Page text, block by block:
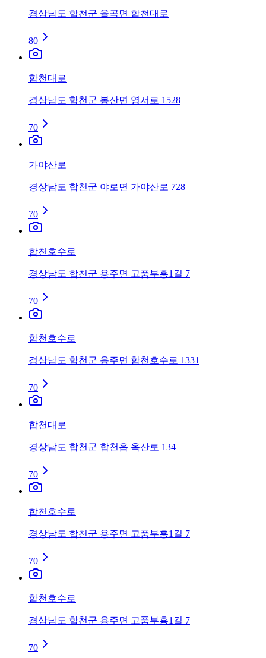
경상남도 합천군 율곡면 합천대로
80
합천대로
경상남도 합천군 봉산면 영서로 1528
70
가야산로
경상남도 합천군 야로면 가야산로 728
70
합천호수로
경상남도 합천군 용주면 고품부흥1길 7
70
합천호수로
경상남도 합천군 용주면 합천호수로 1331
70
합천대로
경상남도 합천군 합천읍 옥산로 134
70
합천호수로
경상남도 합천군 용주면 고품부흥1길 7
70
합천호수로
경상남도 합천군 용주면 고품부흥1길 7
70